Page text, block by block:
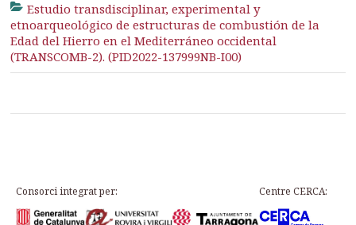
Estudio transdisciplinar, experimental y
etnoarqueológico de estructuras de combustión de la
Edad del Hierro en el Mediterráneo occidental
(TRANSCOMB-2). (PID2022-137999NB-I00)
Consorci integrat per: Centre CERCA: